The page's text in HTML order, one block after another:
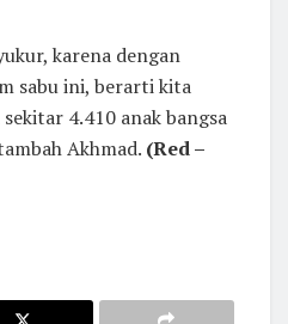
karena dengan
sabu ini, berarti kita
4.410 anak bangsa
Akhmad. (Red –